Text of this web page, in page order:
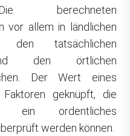
berechneten
vor allem in ländlichen
tatsächlichen
und den örtlichen
Der Wert eines
geknüpft, die
ordentliches
werden können.